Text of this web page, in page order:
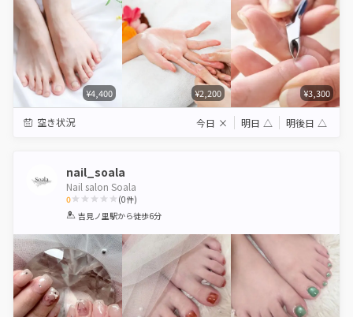
¥4,400 ¥2,200 ¥3,300
空き状況 今日 × 明日 △ 明後日 △
nail_soala
Nail salon Soala
0
1 2 3 4 5
(0件)
吉見ノ里駅から徒歩6分